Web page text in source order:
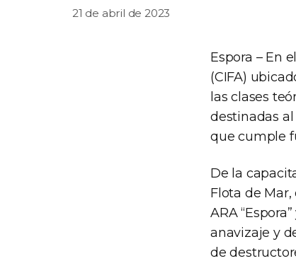
21 de abril de 2023
Espora – En
(CIFA)
las clases
destinadas
que cumple
De la
Flota de Mar,
ARA
anavizaje y
de